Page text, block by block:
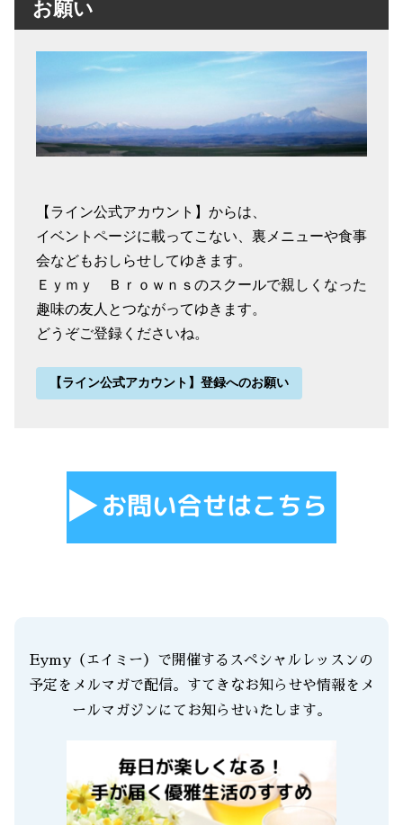
お願い
【ライン公式アカウント】からは、
イベントページに載ってこない、裏メニューや食事
会などもおしらせしてゆきます。
Ｅｙｍｙ Ｂｒｏｗｎｓのスクールで親しくなった
趣味の友人とつながってゆきます。
どうぞご登録くださいね。
【ライン公式アカウント】登録へのお願い
Eymy（エイミー）で開催するスペシャルレッスンの
予定をメルマガで配信。すてきなお知らせや情報をメ
ールマガジンにてお知らせいたします。